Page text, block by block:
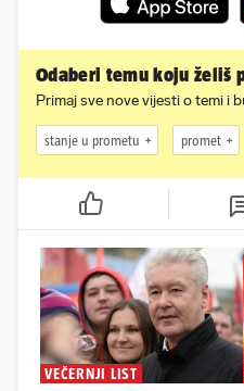
Odaberi temu koju želiš
Primaj sve nove vijesti o temi i
stanje u prometu promet